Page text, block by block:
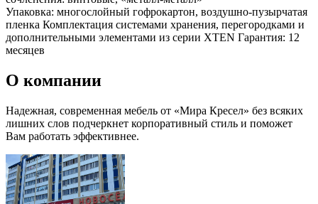
Упаковка: многослойный гофрокартон, воздушно-пузырчатая
пленка Комплектация системами хранения, перегородками и
дополнительными элементами из серии XTEN Гарантия: 12
месяцев
О компании
Надежная, современная мебель от «Мира Кресел» без всяких
лишних слов подчеркнет корпоративный стиль и поможет
Вам работать эффективнее.